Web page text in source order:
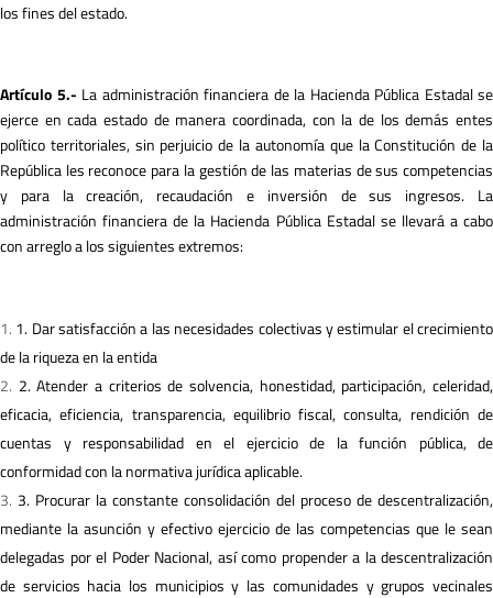
los fines del estado.
Artículo 5.- La administración financiera de la Hacienda Pública Estadal se
ejerce en cada estado de manera coordinada, con la de los demás entes
político territoriales, sin perjuicio de la autonomía que la Constitución de la
República les reconoce para la gestión de las materias de sus competencias
y para la creación, recaudación e inversión de sus ingresos. La
administración financiera de la Hacienda Pública Estadal se llevará a cabo
con arreglo a los siguientes extremos:
1. Dar satisfacción a las necesidades colectivas y estimular el crecimiento
de la riqueza en la entida
2. Atender a criterios de solvencia, honestidad, participación, celeridad,
eficacia, eficiencia, transparencia, equilibrio fiscal, consulta, rendición de
cuentas y responsabilidad en el ejercicio de la función pública, de
conformidad con la normativa jurídica aplicable.
3. Procurar la constante consolidación del proceso de descentralización,
mediante la asunción y efectivo ejercicio de las competencias que le sean
delegadas por el Poder Nacional, así como propender a la descentralización
de servicios hacia los municipios y las comunidades y grupos vecinales